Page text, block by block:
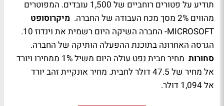
תודיע על פטורים רוחביים של 1,500 עובדים. המפוטרים
מהווים 2% מסך מכח העבודה של החברה.
מיקרוסופט
MICROSOFT- החברה השיקה היום רשמית את וינדוז 10.
הגרסה האחרונה בתוכנת ההפעלה הותיקה של החברה.
סחורות
מחיר חבית נפט עולה היום משיל 1% ממחירו ויורד
אל מחיר של 47.5 דולר לחבית. מחיר אונקיית זהב יורד
אל 1,094 דולר.